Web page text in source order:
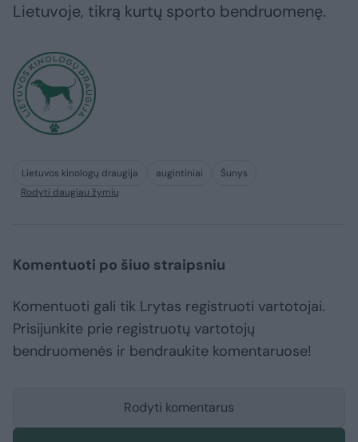
Lietuvoje, tikrą kurtų sporto bendruomenę.
Lietuvos kinologų draugija augintiniai
Šunys
Rodyti daugiau žymių
Komentuoti po šiuo straipsniu
Komentuoti gali tik Lrytas registruoti vartotojai.
Prisijunkite prie registruotų vartotojų
bendruomenės ir bendraukite komentaruose!
Rodyti komentarus